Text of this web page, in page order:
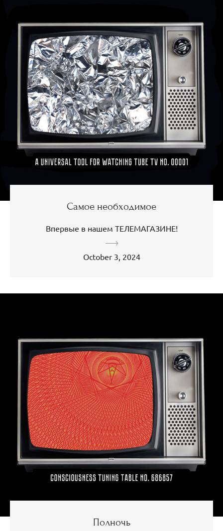
Самое необходимое
Впервые в нашем ТЕЛЕМАГАЗИНЕ!
October 3, 2024
Полночь